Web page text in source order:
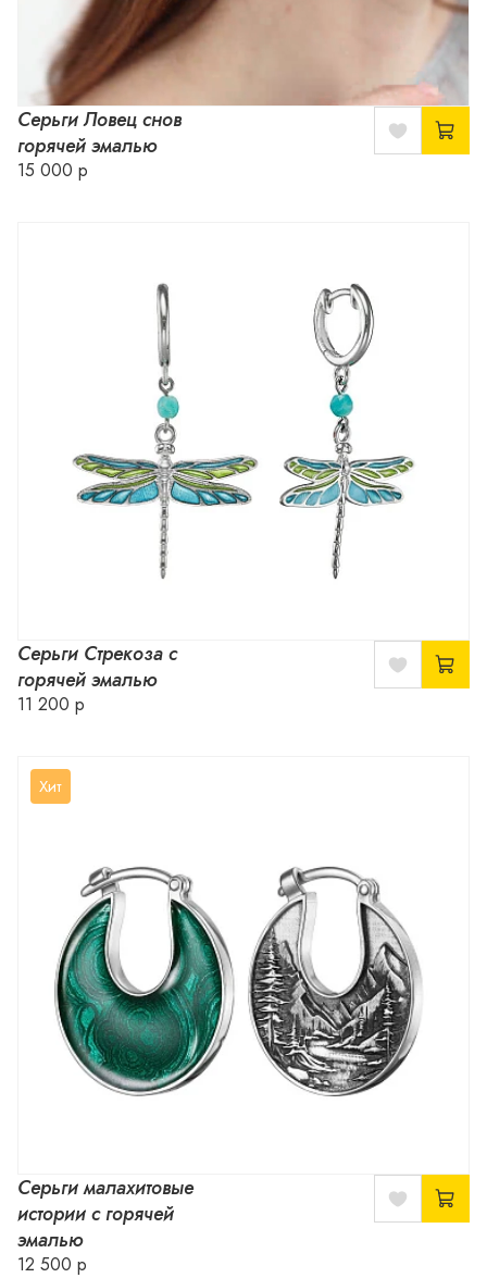
Серьги Ловец снов
горячей эмалью
15 000 р
Серьги Стрекоза с
горячей эмалью
11 200 р
Хит
Серьги малахитовые
истории с горячей
эмалью
12 500 р